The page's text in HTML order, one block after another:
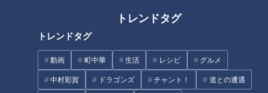
トレンドタグ
トレンドタグ
動画 町中華 生活 レシピ グルメ
中村彩賀 ドラゴンズ チャント！ 道との遭遇
“はみ出る海鮮丼”がお値打ちす
ぎる！？日替わりパンが食べ放
打ちグルメを調査
高さ15センチ豊橋の人気バーガ
タグ